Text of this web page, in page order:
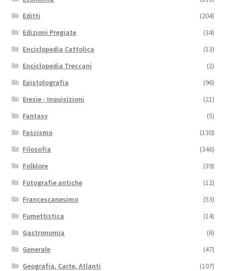
Editti
(204)
Edizioni Pregiate
(34)
Enciclopedia Cattolica
(13)
Enciclopedia Treccani
(2)
Epistolografia
(96)
Eresie - Inquisizioni
(21)
Fantasy
(5)
Fascismo
(130)
Filosofia
(346)
Folklore
(39)
Fotografie antiche
(12)
Francescanesimo
(53)
Fumettistica
(14)
Gastronomia
(6)
Generale
(47)
Geografia, Carte, Atlanti
(107)